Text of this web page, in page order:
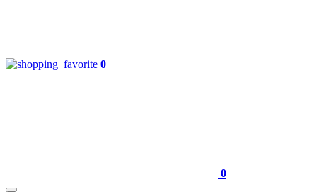
0
0